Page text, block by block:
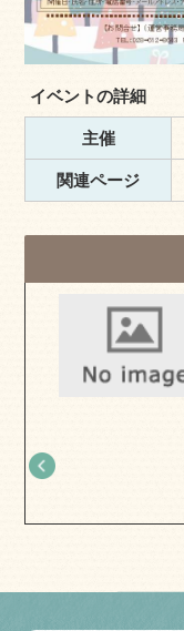
イベントの詳細
主催
関連ページ